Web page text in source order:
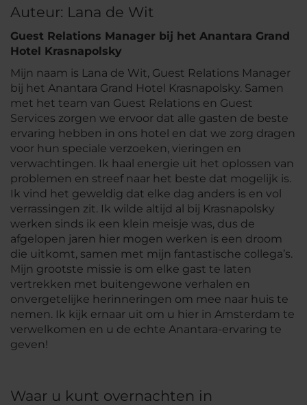
Auteur: Lana de Wit
Guest Relations Manager bij het Anantara Grand
Hotel Krasnapolsky
Mijn naam is Lana de Wit, Guest Relations Manager
bij het Anantara Grand Hotel Krasnapolsky. Samen
met het team van Guest Relations en Guest
Services zorgen we ervoor dat alle gasten de beste
ervaring hebben in ons hotel en dat we zorg dragen
voor hun speciale verzoeken, vieringen en
verwachtingen. Ik haal energie uit het oplossen van
problemen en streef naar het beste dat mogelijk is.
Ik vind het geweldig dat elke dag anders is en vol
verrassingen zit. Ik wilde altijd al bij Krasnapolsky
werken sinds ik een klein meisje was, dus de
afgelopen jaren hier mogen werken is een droom
die uitkomt, samen met mijn fantastische collega’s.
Mijn grootste missie is om elke gast te laten
vertrekken met buitengewone verhalen en
onvergetelijke herinneringen om mee naar huis te
nemen. Ik kijk ernaar uit om u hier in Amsterdam te
verwelkomen en u de echte Anantara-ervaring te
geven!
Waar u kunt overnachten in